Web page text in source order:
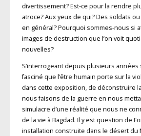
divertissement? Est-ce pour la rendre
atroce? Aux yeux de qui? Des soldats
en général? Pourquoi sommes-nous si
images de destruction que l’on voit
nouvelles?
S’interrogeant depuis plusieurs années
fasciné que l’être humain porte sur la
dans cette exposition, de déconstruire
nous faisons de la guerre en nous
simulacre d’une réalité que nous ne
de la vie à Bagdad. Il y est question de
installation construite dans le désert du